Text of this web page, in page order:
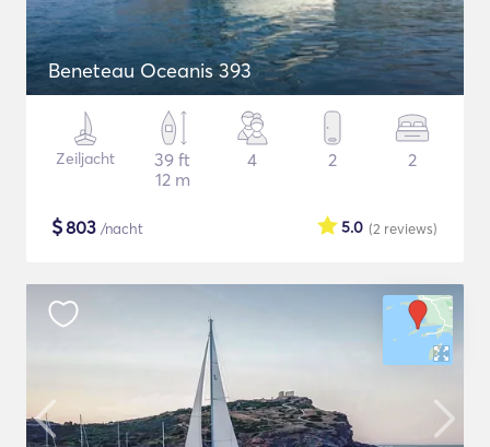
Beneteau Oceanis 393
Zeiljacht
39 ft
12 m
4 2 2
$803 /nacht (2 reviews)
5.0